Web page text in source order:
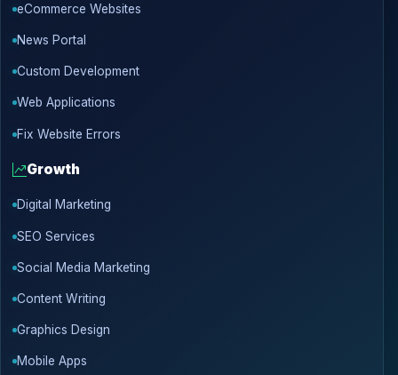
eCommerce Websites
News Portal
Custom Development
Web Applications
Fix Website Errors
Growth
Digital Marketing
SEO Services
Social Media Marketing
Content Writing
Graphics Design
Mobile Apps